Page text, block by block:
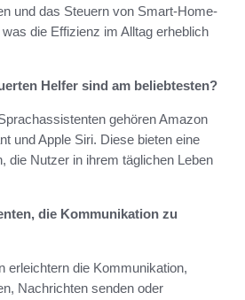
und das Steuern von Smart-Home-
die Effizienz im Alltag erheblich
Helfer sind am beliebtesten?
gehören Amazon
und Apple Siri. Diese bieten eine
die Nutzer in ihrem täglichen Leben
die Kommunikation zu
erleichtern die Kommunikation,
Nachrichten senden oder